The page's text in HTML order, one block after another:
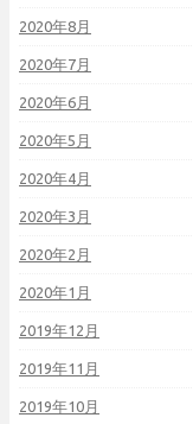
2020年8月
2020年7月
2020年6月
2020年5月
2020年4月
2020年3月
2020年2月
2020年1月
2019年12月
2019年11月
2019年10月